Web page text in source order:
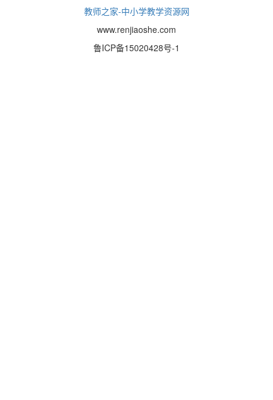
教师之家-中小学教学资源网
www.renjiaoshe.com
鲁ICP备15020428号-1